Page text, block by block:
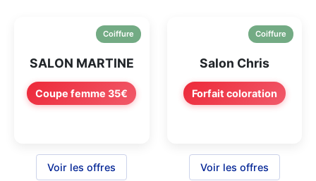
Coiffure
SALON MARTINE
Coupe femme 35€
Voir les offres
Coiffure
Salon Chris
Forfait coloration
Voir les offres